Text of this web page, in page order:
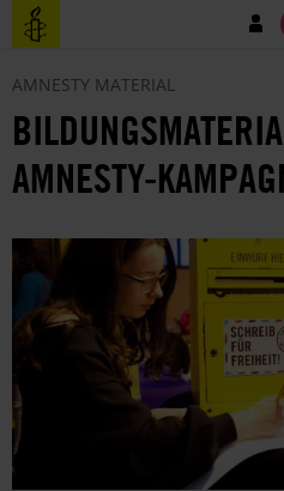
Direkt
zum
Benutzermenü
AMNESTY MATERIAL
AMNESTY-